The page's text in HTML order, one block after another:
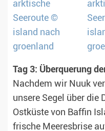
Tag 3: Überquerung
Nachdem wir Nuuk
unsere Segel über die
Ostküste von Baffin
frische Meeresbrise